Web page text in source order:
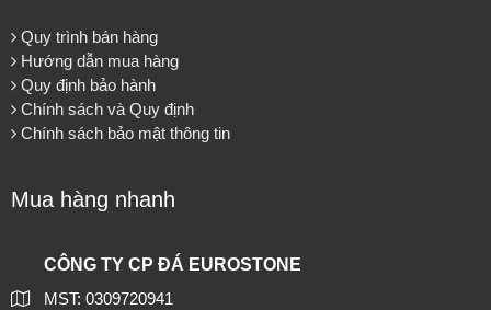
Quy trình bán hàng
Hướng dẫn mua hàng
Quy định bảo hành
Chính sách và Quy định
Chính sách bảo mật thông tin
Mua hàng nhanh
CÔNG TY CP ĐÁ EUROSTONE
MST: 0309720941